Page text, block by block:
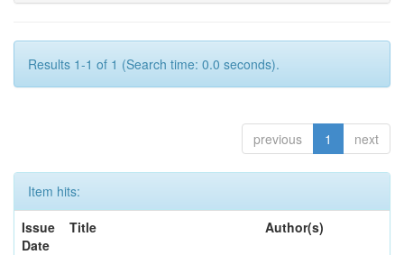
Results 1-1 of 1 (Search time: 0.0 seconds).
previous 1 next
Item hits:
Issue
Date
Title Author(s)